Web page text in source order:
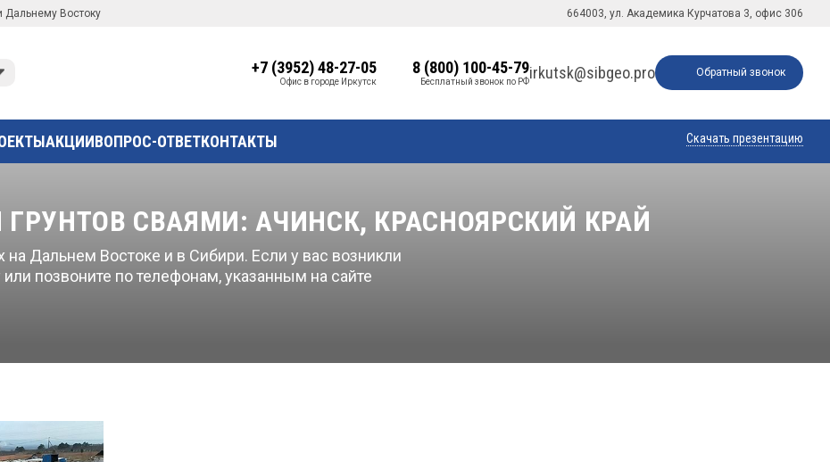
Дальнему Востоку 664003, ул. Академика Курчатова 3, офис 306
+7 (3952) 48-27-05
Офис в городе Иркутск
8 (800) 100-45-79
Бесплатный звонок по РФirkutsk@sibgeo.pro Обратный звонок
АКЦИИВОПРОС-ОТВЕТКОНТАКТЫ Скачать презентацию
СВАЯМИ: АЧИНСК, КРАСНОЯРСКИЙ КРАЙ
Дальнем Востоке и в Сибири. Если у вас возникли
позвоните по телефонам, указанным на сайте